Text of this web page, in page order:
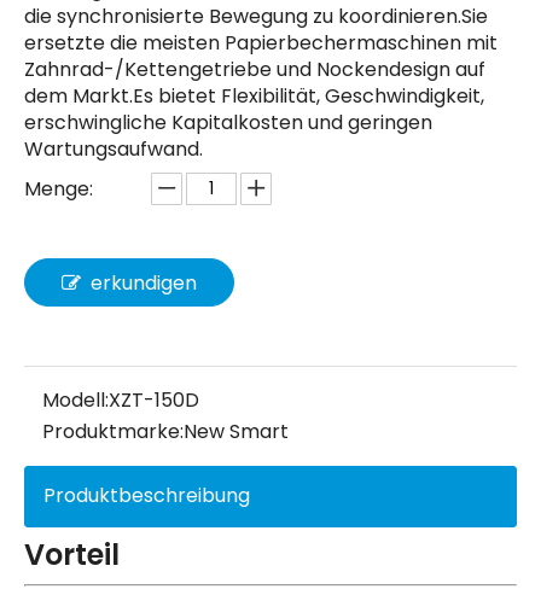
die synchronisierte Bewegung zu koordinieren.Sie
ersetzte die meisten Papierbechermaschinen mit
Zahnrad-/Kettengetriebe und Nockendesign auf
dem Markt.Es bietet Flexibilität, Geschwindigkeit,
erschwingliche Kapitalkosten und geringen
Wartungsaufwand.
Menge:
erkundigen
Modell:XZT-150D
Produktmarke:New Smart
Produktbeschreibung
Vorteil